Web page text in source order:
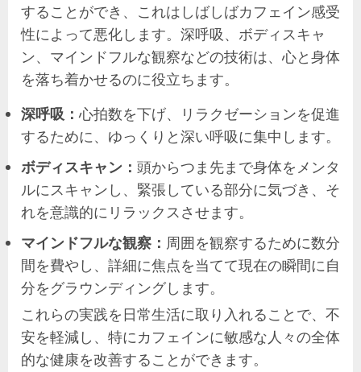
することができ、これはしばしばカフェイン感受
性によって悪化します。深呼吸、ボディスキャ
ン、マインドフルな観察などの技術は、心と身体
を落ち着かせるのに役立ちます。
深呼吸：心拍数を下げ、リラクゼーションを促進
するために、ゆっくりと深い呼吸に集中します。
ボディスキャン： 頭からつま先まで身体をメンタ
ルにスキャンし、緊張している部分に気づき、そ
れを意識的にリラックスさせます。
マインドフルな観察： 周囲を観察するために数分
間を費やし、詳細に焦点を当てて現在の瞬間に自
分をグラウンディングします。
これらの実践を日常生活に取り入れることで、不
安を軽減し、特にカフェインに敏感な人々の全体
的な健康を改善することができます。